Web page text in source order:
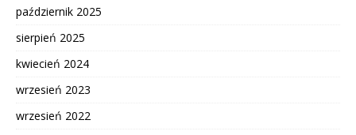
październik 2025
sierpień 2025
kwiecień 2024
wrzesień 2023
wrzesień 2022